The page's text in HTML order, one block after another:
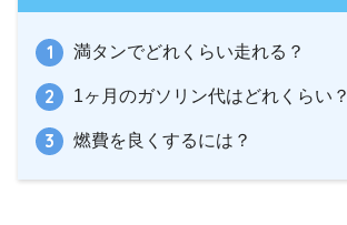
満タンでどれくらい走れる？
1ヶ月のガソリン代はどれくらい？
燃費を良くするには？